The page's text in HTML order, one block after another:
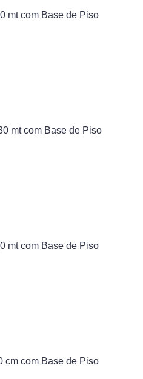
mt com Base de Piso
mt com Base de Piso
mt com Base de Piso
cm com Base de Piso